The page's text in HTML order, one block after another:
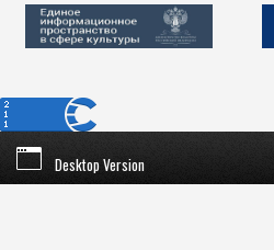
Desktop Version